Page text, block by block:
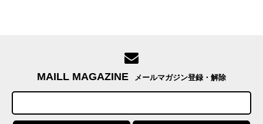
MAILL MAGAZINE メールマガジン登録・解除